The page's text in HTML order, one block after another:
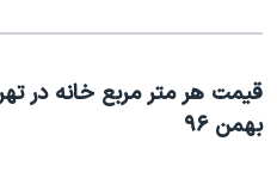
بهمن ۹۶